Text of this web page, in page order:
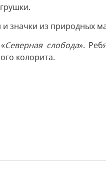
и значки из природных
Северная слобода».
колорита.